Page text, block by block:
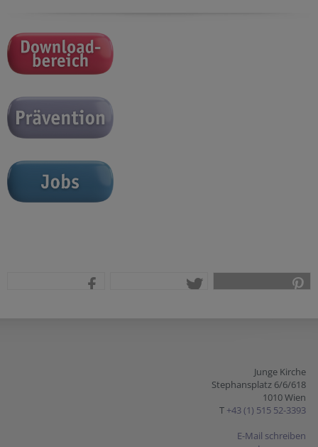
Junge Kirche
Stephansplatz 6/6/618
1010 Wien
T +43 (1) 515 52-3393
E-Mail schreiben